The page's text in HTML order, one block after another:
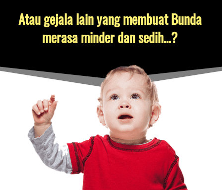
Atau gejala lain yang membuat Bunda
merasa minder dan sedih…?